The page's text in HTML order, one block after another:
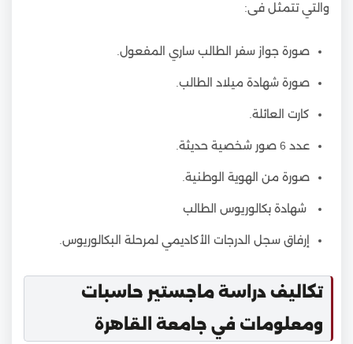
والتي تتمثل فى:
صورة جواز سفر الطالب ساري المفعول.
صورة شهادة ميلاد الطالب.
كارت العائلة.
عدد 6 صور شخصية حديثة.
صورة من الهوية الوطنية.
شهادة بكالوريوس الطالب
إرفاق سجل الدرجات الأكاديمي لمرحلة البكالوريوس.
تكاليف دراسة ماجستير حاسبات
ومعلومات في جامعة القاهرة